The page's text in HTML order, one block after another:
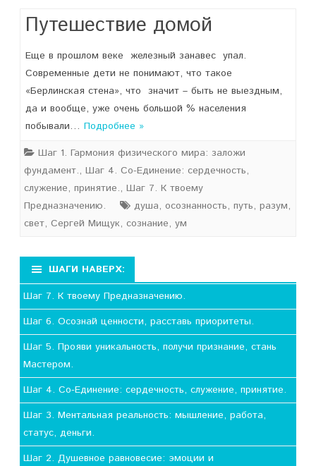
Путешествие домой
Еще в прошлом веке железный занавес упал.
Современные дети не понимают, что такое
«Берлинская стена», что значит – быть не выездным,
да и вообще, уже очень большой % населения
побывали… Подробнее »
Шаг 1. Гармония физического мира: заложи
фундамент., Шаг 4. Со-Единение: сердечность,
служение, принятие., Шаг 7. К твоему
Предназначению.
душа, осознанность, путь, разум,
свет, Сергей Мищук, сознание, ум
ШАГИ НАВЕРХ:
Шаг 7. К твоему Предназначению.
Шаг 6. Осознай ценности, расставь приоритеты.
Шаг 5. Прояви уникальность, получи признание, стань
Мастером.
Шаг 4. Со-Единение: сердечность, служение, принятие.
Шаг 3. Ментальная реальность: мышление, работа,
статус, деньги.
Шаг 2. Душевное равновесие: эмоции и